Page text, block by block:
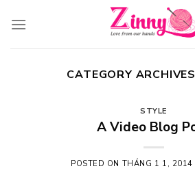
CATEGORY
STYLE
A Video Blog
POSTED ON THÁNG 1 1, 2014